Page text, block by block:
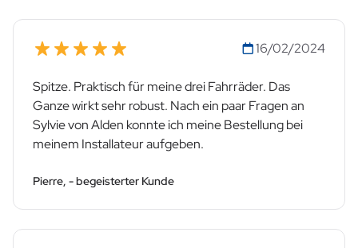
16/02/2024
Spitze. Praktisch für meine drei Fahrräder. Das
Ganze wirkt sehr robust. Nach ein paar Fragen an
Sylvie von Alden konnte ich meine Bestellung bei
meinem Installateur aufgeben.
Pierre, - begeisterter Kunde